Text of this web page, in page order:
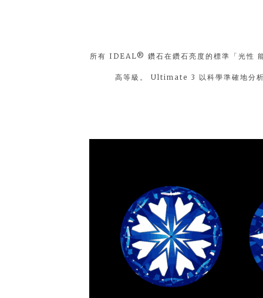
所有 IDEAL® 鑽石在鑽石亮度的標準「光性
高等級。 Ultimate 3 以科學準確地分